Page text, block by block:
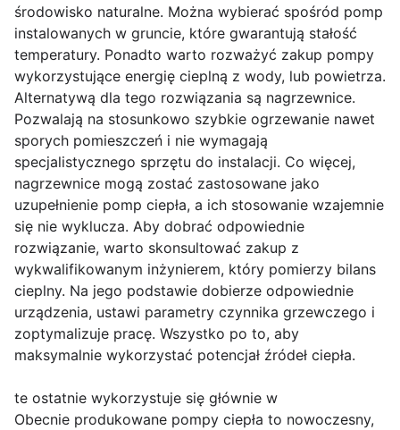
środowisko naturalne. Można wybierać spośród pomp
instalowanych w gruncie, które gwarantują stałość
temperatury. Ponadto warto rozważyć zakup pompy
wykorzystujące energię cieplną z wody, lub powietrza.
Alternatywą dla tego rozwiązania są nagrzewnice.
Pozwalają na stosunkowo szybkie ogrzewanie nawet
sporych pomieszczeń i nie wymagają
specjalistycznego sprzętu do instalacji. Co więcej,
nagrzewnice mogą zostać zastosowane jako
uzupełnienie pomp ciepła, a ich stosowanie wzajemnie
się nie wyklucza. Aby dobrać odpowiednie
rozwiązanie, warto skonsultować zakup z
wykwalifikowanym inżynierem, który pomierzy bilans
cieplny. Na jego podstawie dobierze odpowiednie
urządzenia, ustawi parametry czynnika grzewczego i
zoptymalizuje pracę. Wszystko po to, aby
maksymalnie wykorzystać potencjał źródeł ciepła.
te ostatnie wykorzystuje się głównie w
Obecnie produkowane pompy ciepła to nowoczesny,